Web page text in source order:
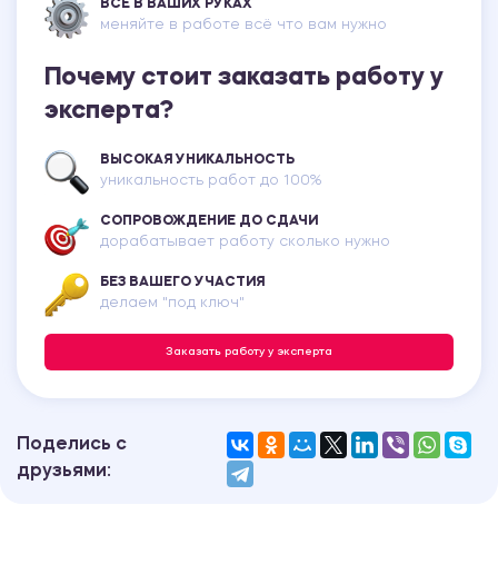
ВСЕ В ВАШИХ РУКАХ
меняйте в работе всё что вам нужно
Почему стоит заказать работу у
эксперта?
ВЫСОКАЯ УНИКАЛЬНОСТЬ
уникальность работ до 100%
СОПРОВОЖДЕНИЕ ДО СДАЧИ
дорабатывает работу сколько нужно
БЕЗ ВАШЕГО УЧАСТИЯ
делаем "под ключ"
Заказать работу у эксперта
Поделись с
друзьями: